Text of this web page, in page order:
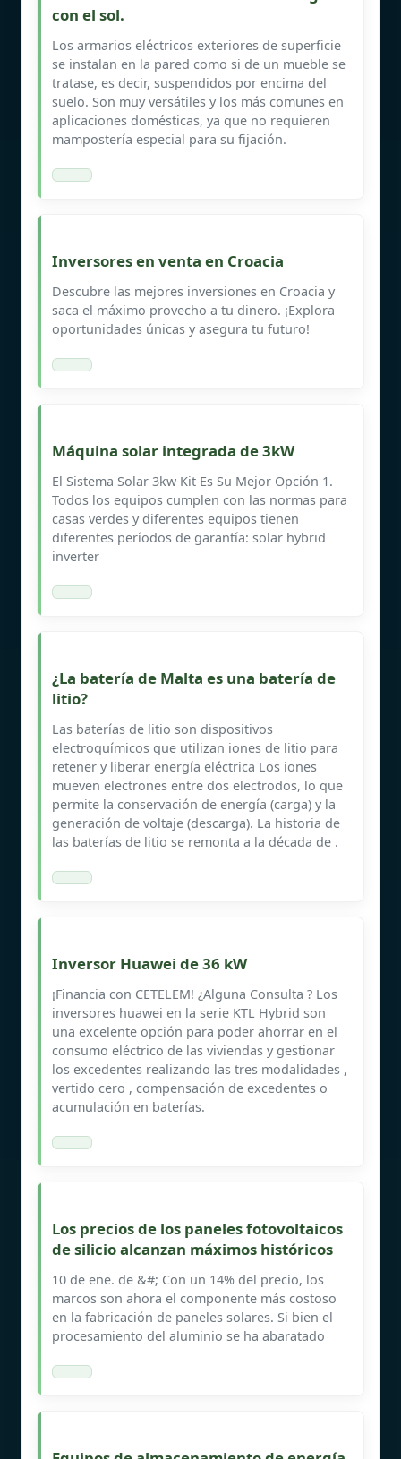
con el sol.
Los armarios eléctricos exteriores de superficie
se instalan en la pared como si de un mueble se
tratase, es decir, suspendidos por encima del
suelo. Son muy versátiles y los más comunes en
aplicaciones domésticas, ya que no requieren
mampostería especial para su fijación.
Inversores en venta en Croacia
Descubre las mejores inversiones en Croacia y
saca el máximo provecho a tu dinero. ¡Explora
oportunidades únicas y asegura tu futuro!
Máquina solar integrada de 3kW
El Sistema Solar 3kw Kit Es Su Mejor Opción 1.
Todos los equipos cumplen con las normas para
casas verdes y diferentes equipos tienen
diferentes períodos de garantía: solar hybrid
inverter
¿La batería de Malta es una batería de
litio?
Las baterías de litio son dispositivos
electroquímicos que utilizan iones de litio para
retener y liberar energía eléctrica Los iones
mueven electrones entre dos electrodos, lo que
permite la conservación de energía (carga) y la
generación de voltaje (descarga). La historia de
las baterías de litio se remonta a la década de .
Inversor Huawei de 36 kW
¡Financia con CETELEM! ¿Alguna Consulta ? Los
inversores huawei en la serie KTL Hybrid son
una excelente opción para poder ahorrar en el
consumo eléctrico de las viviendas y gestionar
los excedentes realizando las tres modalidades ,
vertido cero , compensación de excedentes o
acumulación en baterías.
Los precios de los paneles fotovoltaicos
de silicio alcanzan máximos históricos
10 de ene. de &#; Con un 14% del precio, los
marcos son ahora el componente más costoso
en la fabricación de paneles solares. Si bien el
procesamiento del aluminio se ha abaratado